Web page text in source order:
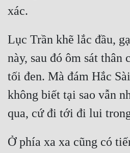
Lục Trần khẽ lắc đầu,
này, sau đó ôm sát
tối đen. Mà đám Hắc
không biết tại sao vẫn
Ở phía xa xa cũng có